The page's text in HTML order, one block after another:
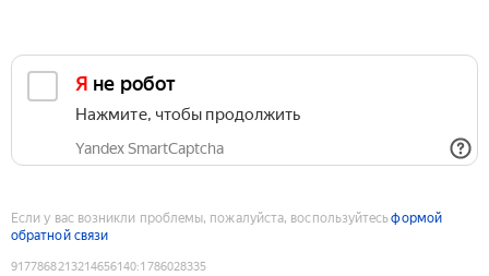
Я не робот
Нажмите, чтобы продолжить
Yandex SmartCaptcha
Если у вас возникли проблемы, пожалуйста, воспользуйтесьформой
обратной связи
9177868213214656140:1786028335